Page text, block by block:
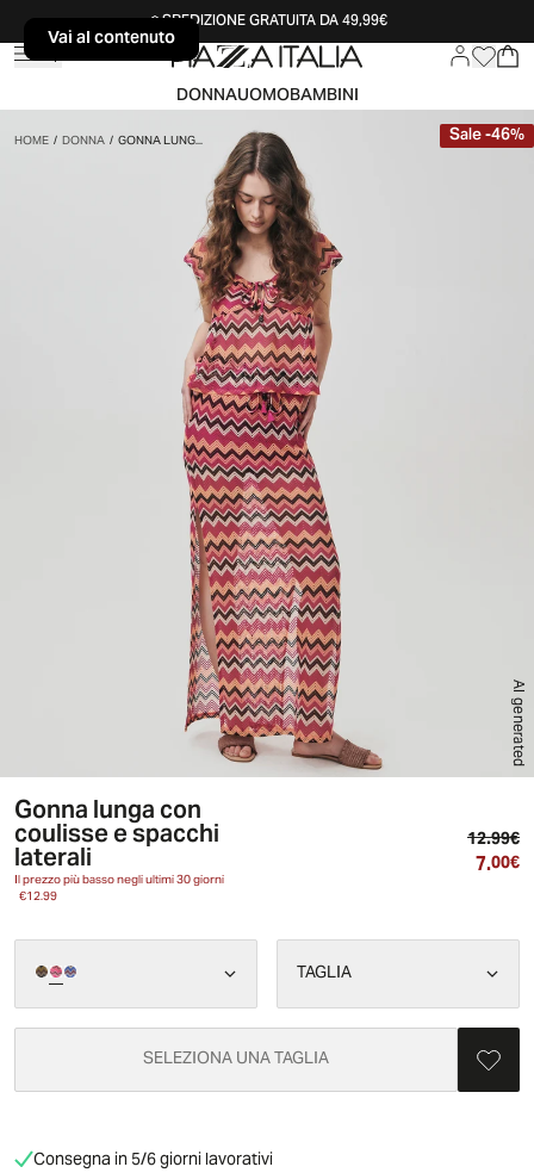
Vai al contenutoSPEDIZIONE GRATUITA DA 49,99€
DONNAUOMOBAMBINI
HOME/DONNA/GONNA LUNG...
AI generated
Sale-46%
Gonna lunga con
coulisse e spacchi
laterali
Il prezzo più basso negli ultimi 30 giorni
€12.99
12.99€
7.00€
TAGLIA
SELEZIONA UNA TAGLIA
Consegna in 5/6 giorni lavorativi
Vai al contenuto